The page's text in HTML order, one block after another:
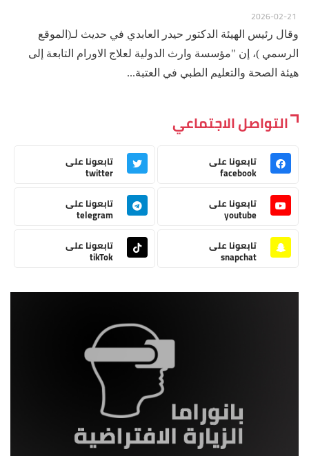
وقال رئيس الهيئة الدكتور حيدر العابدي في حديث لـ(الموقع
الرسمي )، إن "مؤسسة وارث الدولية لعلاج الاورام التابعة إلى
هيئة الصحة والتعليم الطبي في العتبة...
التواصل الاجتماعي
تابعونا على
facebook
تابعونا على
twitter
تابعونا على
youtube
تابعونا على
telegram
تابعونا على
snapchat
تابعونا على
tikTok